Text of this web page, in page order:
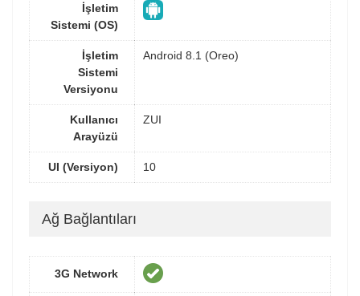
İşletim
Sistemi (OS)
İşletim
Sistemi
Versiyonu
Android 8.1 (Oreo)
Kullanıcı
Arayüzü
ZUI
UI (Versiyon) 10
Ağ Bağlantıları
3G Network